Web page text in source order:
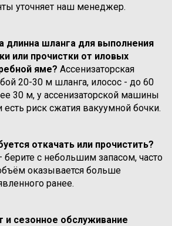
уточняет наш менеджер.
длинна шланга для выполнения
или прочистки от иловых
яме? Ассенизаторская
20-30 м шланга, илосос - до 60
30 м, у ассенизаторской машины
риск сжатия вакуумной бочки.
откачать или прочистить?
с небольшим запасом, часто
оказывается больше
ранее.
и сезонное обслуживание